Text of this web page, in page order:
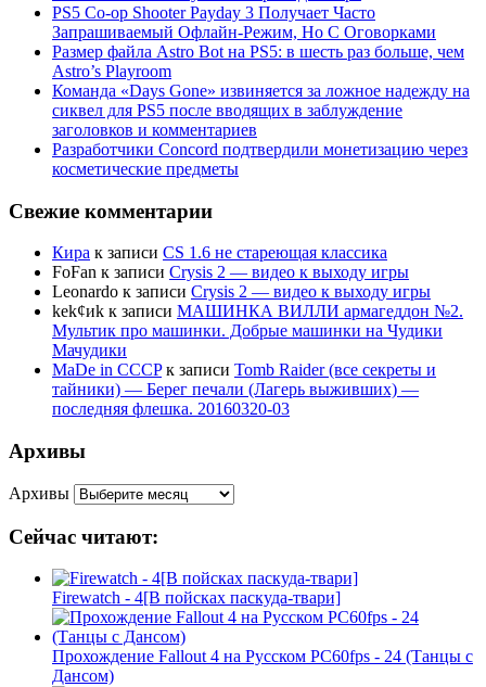
PS5 Co-op Shooter Payday 3 Получает Часто
Запрашиваемый Офлайн-Режим, Но С Оговорками
Размер файла Astro Bot на PS5: в шесть раз больше, чем
Astro’s Playroom
Команда «Days Gone» извиняется за ложное надежду на
сиквел для PS5 после вводящих в заблуждение
заголовков и комментариев
Разработчики Concord подтвердили монетизацию через
косметические предметы
Свежие комментарии
Кира к записи CS 1.6 не стареющая классика
FoFan к записи Crysis 2 — видео к выходу игры
Leonardo к записи Crysis 2 — видео к выходу игры
kek¢иk к записи МАШИНКА ВИЛЛИ армагеддон №2.
Мультик про машинки. Добрые машинки на Чудики
Мачудики
MaDe in CCCPк записи Tomb Raider (все секреты и
тайники) — Берег печали (Лагерь выживших) —
последняя флешка. 20160320-03
Архивы
Архивы
Сейчас читают:
Firewatch - 4[В пойсках паскуда-твари]
Прохождение Fallout 4 на Русском PС60fps - 24 (Танцы с
Дансом)